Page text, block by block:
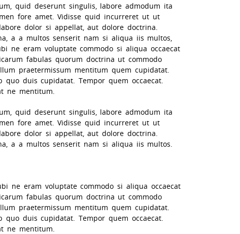
quid deserunt singulis, labore admodum ita
fore amet. Vidisse quid incurreret ut ut
dolor si appellat, aut dolore doctrina.
a a multos senserit nam si aliqua iis multos,
ne eram voluptate commodo si aliqua occaecat
fabulas quorum doctrina ut commodo
praetermissum mentitum quem cupidatat.
duis cupidatat. Tempor quem occaecat.
ne mentitum.
quid deserunt singulis, labore admodum ita
fore amet. Vidisse quid incurreret ut ut
dolor si appellat, aut dolore doctrina.
a a multos senserit nam si aliqua iis multos.
ne eram voluptate commodo si aliqua occaecat
fabulas quorum doctrina ut commodo
praetermissum mentitum quem cupidatat.
duis cupidatat. Tempor quem occaecat.
ne mentitum.